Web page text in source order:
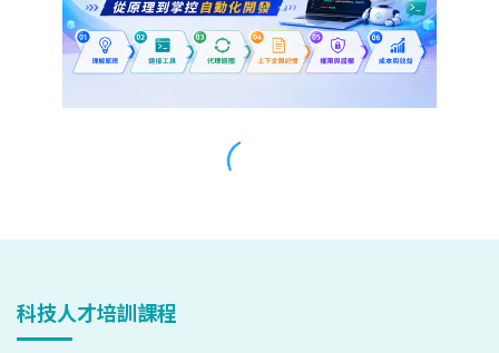
科技人才培訓課程